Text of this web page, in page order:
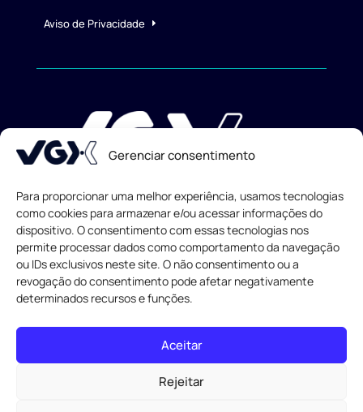
Gerenciar consentimento
Para proporcionar uma melhor experiência, usamos tecnologias
como cookies para armazenar e/ou acessar informações do
dispositivo. O consentimento com essas tecnologias nos
permite processar dados como comportamento da navegação
ou IDs exclusivos neste site. O não consentimento ou a
revogação do consentimento pode afetar negativamente
determinados recursos e funções.
Aceitar
Rejeitar
Aviso de Privacidade
Todos os direitos reservados© 2013-2026